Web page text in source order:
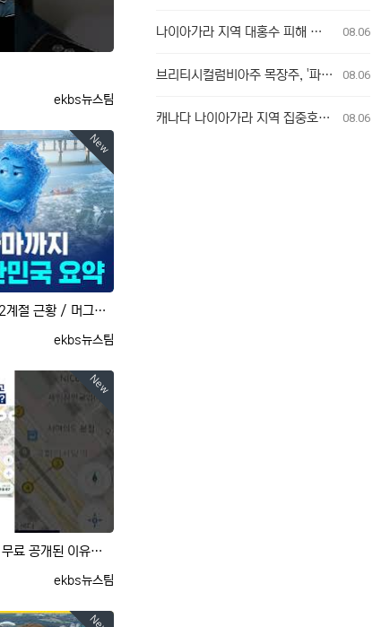
등록자
ekbs뉴스팀
New
꽁꽁 얼렸다, 푹푹 삶는 대한민국 2계절 근황 / 머그인사이트 / 비디오머그
등록자
ekbs뉴스팀
New
[사사건건] '그늘로'가 만들어지고 무료 공개된 이유는? (유민준)
등록자
ekbs뉴스팀
나이아가라 지역 대홍수 피해 현장 방문한 포드 온타리오 주총리, 재정 지원 발표는 없어 08.06
브리티시컬럼비아주 목장주, '파괴의 흔적' 브래들리 크릭 산불로 집 잃은 참상 증언 08.06
캐나다 나이아가라 지역 집중호우로 와인 산지 피해 속출 08.06